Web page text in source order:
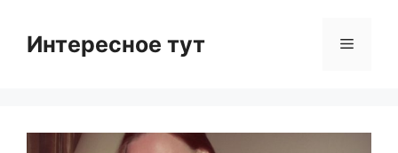
contentИнтересное тут Menu